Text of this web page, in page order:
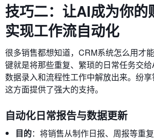
技巧二：让AI成为你的
实现工作流自动化
很多销售都想知道，CRM系统怎么用才
键就是将那些重复、繁琐的日常任务交
数据录入和流程性工作中解放出来。纷
这方面提供了强大的支持。
自动化日常报告与数据更新
目的：将销售从制作日报、周报等重